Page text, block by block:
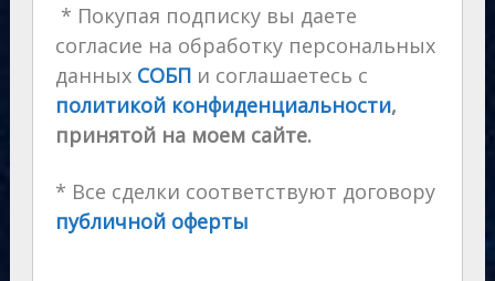
* Покупая подписку вы даете
согласие на обработку персональных
данных СОБП и соглашаетесь с
политикой конфиденциальности,
принятой на моем сайте.
* Все сделки соответствуют договору
публичной оферты